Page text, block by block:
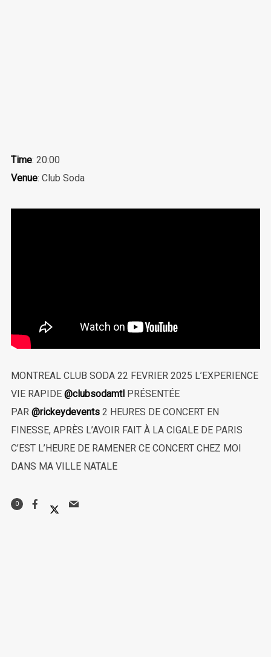
Time: 20:00
Venue: Club Soda
MONTREAL CLUB SODA 22 FEVRIER 2025 L’EXPERIENCE
VIE RAPIDE @clubsodamtlPRÉSENTÉE
PAR @rickeydevents2 HEURES DE CONCERT EN
FINESSE, APRÈS L’AVOIR FAIT À LA CIGALE DE PARIS
C’EST L’HEURE DE RAMENER CE CONCERT CHEZ MOI
DANS MA VILLE NATALE
0